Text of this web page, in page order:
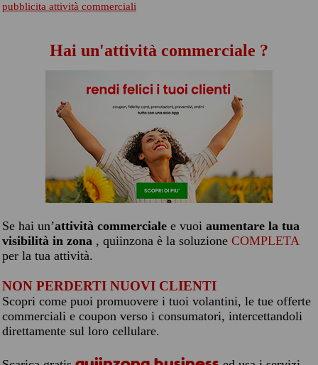
pubblicita attività commerciali
Hai un'attività commerciale ?
Se hai un’attività commerciale e vuoi aumentare la tua
visibilità in zona , quiinzona è la soluzione COMPLETA
per la tua attività.
NON PERDERTI NUOVI CLIENTI
Scopri come puoi promuovere i tuoi volantini, le tue offerte
commerciali e coupon verso i consumatori, intercettandoli
direttamente sul loro cellulare.